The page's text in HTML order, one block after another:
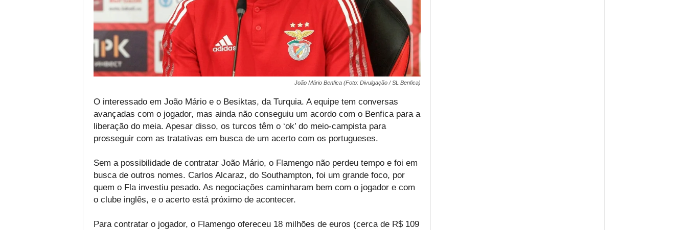
João Mário Benfica (Foto: Divulgação / SL Benfica)
O interessado em João Mário e o Besiktas, da Turquia. A equipe tem conversas
avançadas com o jogador, mas ainda não conseguiu um acordo com o Benfica para a
liberação do meia. Apesar disso, os turcos têm o ‘ok’ do meio-campista para
prosseguir com as tratativas em busca de um acerto com os portugueses.
Sem a possibilidade de contratar João Mário, o Flamengo não perdeu tempo e foi em
busca de outros nomes. Carlos Alcaraz, do Southampton, foi um grande foco, por
quem o Fla investiu pesado. As negociações caminharam bem com o jogador e com
o clube inglês, e o acerto está próximo de acontecer.
Para contratar o jogador, o Flamengo ofereceu 18 milhões de euros (cerca de R$ 109